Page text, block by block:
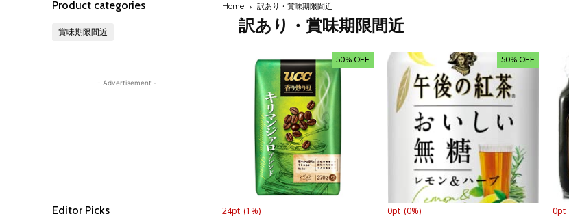
Product categories
賞味期限間近
- Advertisement -
Editor Picks
Home 訳あり・賞味期限間近
訳あり・賞味期限間近
50% OFF
24pt (1%)
50% OFF
0pt (0%) 0pt